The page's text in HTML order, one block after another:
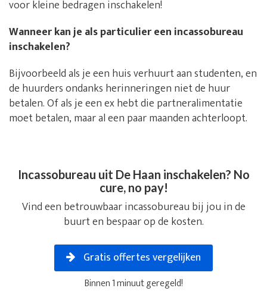
voor kleine bedragen inschakelen!
Wanneer kan je als particulier een incassobureau
inschakelen?
Bijvoorbeeld als je een huis verhuurt aan studenten, en
de huurders ondanks herinneringen niet de huur
betalen. Of als je een ex hebt die partneralimentatie
moet betalen, maar al een paar maanden achterloopt.
Incassobureau uit De Haan inschakelen? No
cure, no pay!
Vind een betrouwbaar incassobureau bij jou in de
buurt en bespaar op de kosten.
Gratis offertes vergelijken
Binnen 1 minuut geregeld!